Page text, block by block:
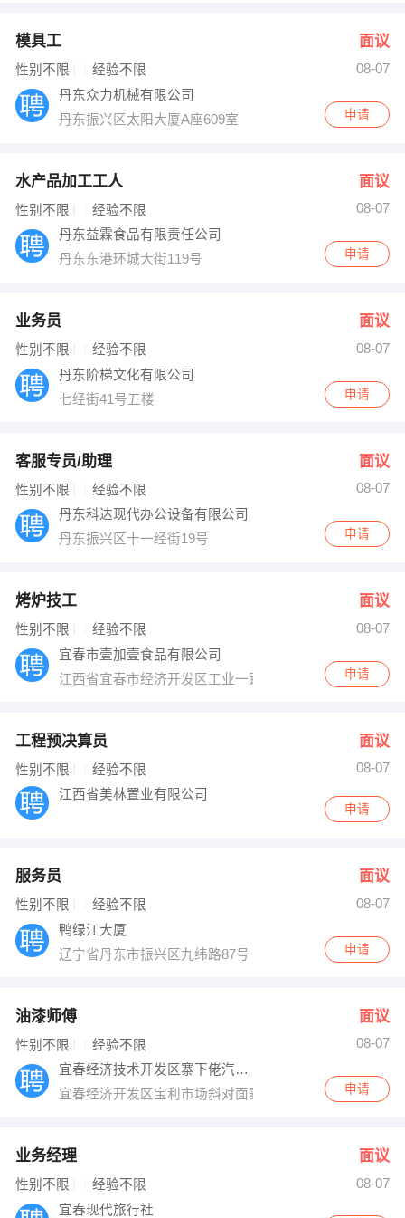
模具工 面议
性别不限 经验不限
08-07
丹东众力机械有限公司
丹东振兴区太阳大厦A座609室
申请
水产品加工工人 面议
性别不限 经验不限
08-07
丹东益霖食品有限责任公司
丹东东港环城大街119号
申请
业务员 面议
性别不限 经验不限
08-07
丹东阶梯文化有限公司
七经街41号五楼
申请
客服专员/助理 面议
性别不限 经验不限
08-07
丹东科达现代办公设备有限公司
丹东振兴区十一经街19号
申请
烤炉技工 面议
性别不限 经验不限
08-07
宜春市壹加壹食品有限公司
江西省宜春市经济开发区工业一路9号
申请
工程预决算员 面议
性别不限 经验不限
08-07
江西省美林置业有限公司
申请
服务员 面议
性别不限 经验不限
08-07
鸭绿江大厦
辽宁省丹东市振兴区九纬路87号 邮编：118002
申请
油漆师傅 面议
性别不限 经验不限
08-07
宜春经济技术开发区寨下佬汽车修理厂
宜春经济开发区宝利市场斜对面寨下佬钣金喷漆申请
业务经理 面议
性别不限 经验不限
08-07
宜春现代旅行社